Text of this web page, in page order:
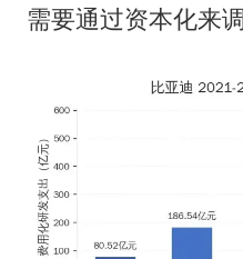
需要通过资本化来调